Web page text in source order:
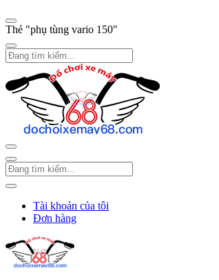
Thẻ "phụ tùng vario 150"
Tài khoản của tôi
Đơn hàng